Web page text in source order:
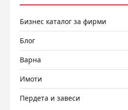
Бизнес каталог за фирми
Блог
Варна
Имоти
Пердета и завеси